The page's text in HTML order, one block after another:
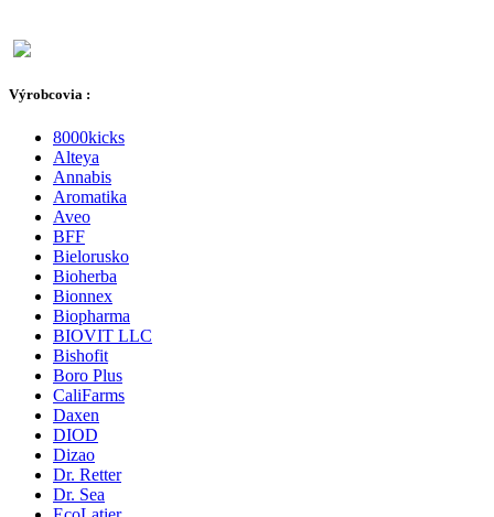
Výrobcovia :
8000kicks
Alteya
Annabis
Aromatika
Aveo
BFF
Bielorusko
Bioherba
Bionnex
Biopharma
BIOVIT LLC
Bishofit
Boro Plus
CaliFarms
Daxen
DIOD
Dizao
Dr. Retter
Dr. Sea